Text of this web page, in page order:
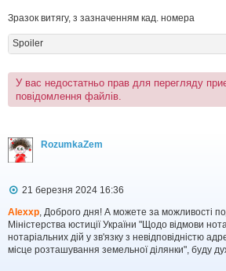
Зразок витягу, з зазначенням кад. номера
Spoiler
У вас недостатньо прав для перегляду
повідомлення файлів.
RozumkaZem
П
в
і
д
м
21 березня 2024 16:36
Alexxp , Доброго дня! А можете за можливості
Міністерства юстиції України "Щодо відмови
нотаріальних дій у зв'язку з невідповідністю
місце розташування земельної ділянки", буду